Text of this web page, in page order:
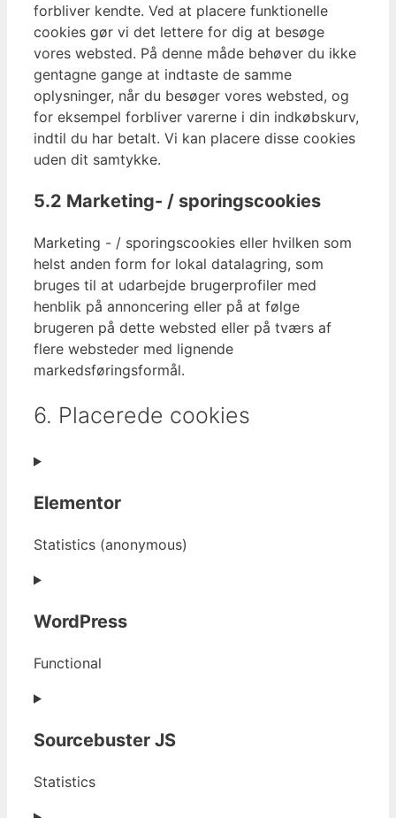
forbliver kendte. Ved at placere funktionelle
cookies gør vi det lettere for dig at besøge
vores websted. På denne måde behøver du ikke
gentagne gange at indtaste de samme
oplysninger, når du besøger vores websted, og
for eksempel forbliver varerne i din indkøbskurv,
indtil du har betalt. Vi kan placere disse cookies
uden dit samtykke.
5.2 Marketing- / sporingscookies
Marketing - / sporingscookies eller hvilken som
helst anden form for lokal datalagring, som
bruges til at udarbejde brugerprofiler med
henblik på annoncering eller på at følge
brugeren på dette websted eller på tværs af
flere websteder med lignende
markedsføringsformål.
6. Placerede cookies
Elementor
Statistics (anonymous)
Consent
service
WordPress
Functional
Consent
service
Sourcebuster JS
Statistics